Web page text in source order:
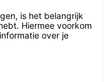
is het belangrijk
Hiermee voorkom
over je